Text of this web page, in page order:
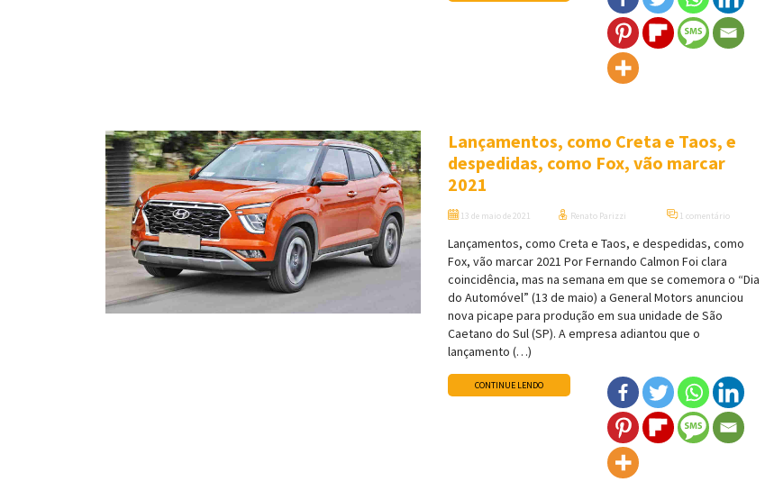
Lançamentos, como Creta e Taos, e
despedidas, como Fox, vão marcar
2021
13 de maio de 2021 Renato Parizzi 1 comentário
Lançamentos, como Creta e Taos, e despedidas, como
Fox, vão marcar 2021 Por Fernando Calmon Foi clara
coincidência, mas na semana em que se comemora o “Dia
do Automóvel” (13 de maio) a General Motors anunciou
nova picape para produção em sua unidade de São
Caetano do Sul (SP). A empresa adiantou que o
lançamento (…)
CONTINUE LENDO